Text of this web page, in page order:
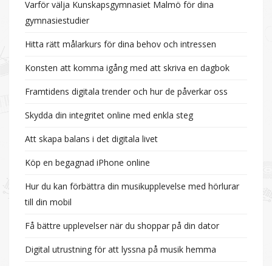
Varför välja Kunskapsgymnasiet Malmö för dina
gymnasiestudier
Hitta rätt målarkurs för dina behov och intressen
Konsten att komma igång med att skriva en dagbok
Framtidens digitala trender och hur de påverkar oss
Skydda din integritet online med enkla steg
Att skapa balans i det digitala livet
Köp en begagnad iPhone online
Hur du kan förbättra din musikupplevelse med hörlurar
till din mobil
Få bättre upplevelser när du shoppar på din dator
Digital utrustning för att lyssna på musik hemma